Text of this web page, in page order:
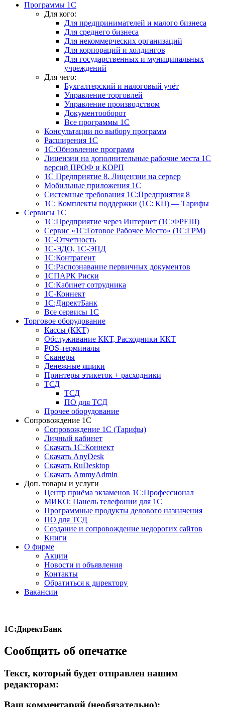
Программы 1С
Для кого:
Для предпринимателей и малого бизнеса
Для среднего бизнеса
Для некоммерческих организаций
Для корпораций и холдингов
Для государственных и муниципальных
учреждений
Для чего:
Бухгалтерский и налоговый учёт
Управление торговлей
Управление производством
Документооборот
Все программы 1С
Консультации по выбору программ
Расширения 1С
1С:Обновление программ
Лицензии на дополнительные рабочие места 1С
версий ПРОФ и КОРП
1С Предприятие 8. Лицензии на сервер
Мобильные приложения 1С
Системные требования 1С:Предприятия 8
1С: Комплекты поддержки (1С: КП) — Тарифы
Сервисы 1С
1С:Предприятие через Интернет (1С:ФРЕШ)
Сервис «1С:Готовое Рабочее Место» (1С:ГРМ)
1С-Отчетность
1С-ЭДО, 1С-ЭПД
1С:Контрагент
1С:Распознавание первичных документов
1СПАРК Риски
1С:Кабинет сотрудника
1С-Коннект
1С:ДиректБанк
Все сервисы 1С
Торговое оборудование
Кассы (ККТ)
Обслуживание ККТ, Расходники ККТ
POS-терминалы
Сканеры
Денежные ящики
Принтеры этикеток + расходники
ТСД
ТСД
ПО для ТСД
Прочее оборудование
Сопровождение 1С
Сопровождение 1С (Тарифы)
Личный кабинет
Скачать 1С:Коннект
Скачать AnyDesk
Скачать RuDesktop
Скачать AmmyAdmin
Доп. товары и услуги
Центр приёма экзаменов 1С:Профессионал
МИКО: Панель телефонии для 1С
Программные продукты делового назначения
ПО для ТСД
Создание и сопровождение недорогих сайтов
Книги
О фирме
Акции
Новости и объявления
Контакты
Обратиться к директору
Вакансии
1С:ДиректБанк
Сообщить об опечатке
Текст, который будет отправлен нашим
редакторам:
Ваш комментарий (необязательно):